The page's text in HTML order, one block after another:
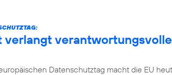
verlangt
Datenschutztag macht die EU